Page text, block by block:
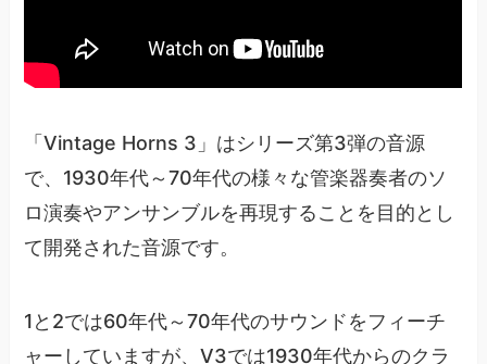
「Vintage Horns 3」はシリーズ第3弾の音源
で、1930年代～70年代の様々な管楽器奏者のソ
ロ演奏やアンサンブルを再現することを目的とし
て開発された音源です。
1と2では60年代～70年代のサウンドをフィーチ
ャーしていますが、V3では1930年代からのクラ